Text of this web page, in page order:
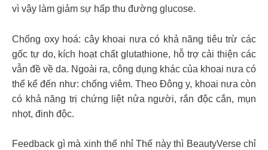
vì vậy làm giảm sự hấp thu đường glucose.
Chống oxy hoá: cây khoai nưa có khả năng tiêu trừ các
gốc tự do, kích hoạt chất glutathione, hỗ trợ cải thiện các
vẫn đề về da. Ngoài ra, công dụng khác của khoai nưa có
thể kể đến như: chống viêm. Theo Đông y, khoai nưa còn
có khả năng trị chứng liệt nửa người, rắn độc cắn, mụn
nhọt, đinh độc.
Feedback gì mà xinh thế nhỉ Thế này thì BeautyVerse chỉ